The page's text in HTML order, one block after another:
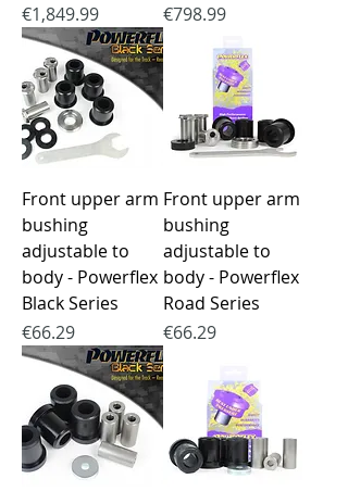
Price
€1,849.99
Price
€798.99
Front upper arm
bushing
adjustable to
body - Powerflex
Black Series
Price
€66.29
Front upper arm
bushing
adjustable to
body - Powerflex
Road Series
Price
€66.29